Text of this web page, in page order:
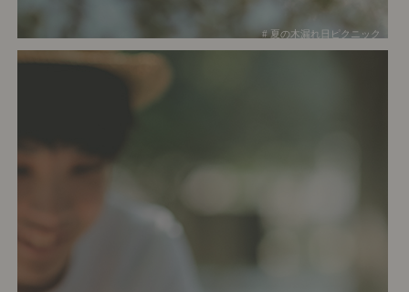
# 夏の木漏れ日ピクニック